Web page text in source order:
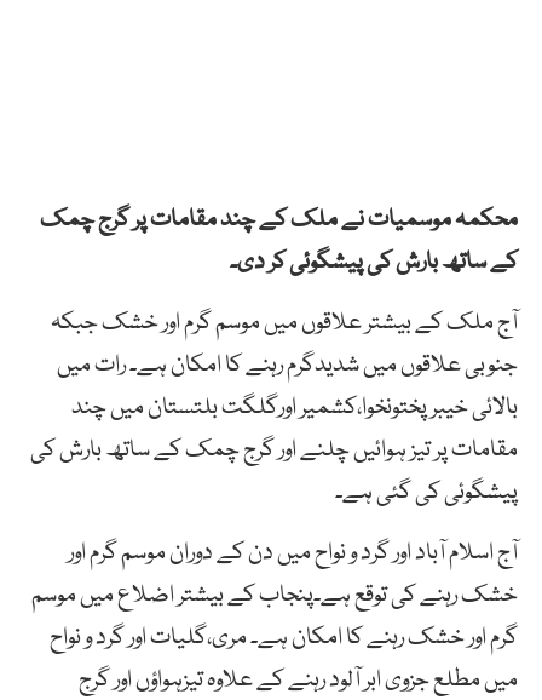
محکمہ موسمیات نے ملک کے چند مقامات پر گرج چمک
کے ساتھ بارش کی پیشگوئی کر دی۔
آج ملک کے بیشتر علاقوں میں موسم گرم اور خشک جبکہ
جنوبی علاقوں میں شدیدگرم رہنے کا امکان ہے۔ رات میں
بالائی خیبرپختونخوا،کشمیر اورگلگت بلتستان میں چند
مقامات پر تیز ہوائیں چلنے اور گرج چمک کے ساتھ بارش کی
پیشگوئی کی گئی ہے۔
آج اسلام آباد اور گرد و نواح میں دن کے دوران موسم گرم اور
خشک رہنے کی توقع ہے۔پنجاب کے بیشتر اضلاع میں موسم
گرم اور خشک رہنے کا امکان ہے۔ مری،گلیات اور گرد و نواح
میں مطلع جزوی ابر آلود رہنے کے علاوہ تیزہواؤں اور گرج